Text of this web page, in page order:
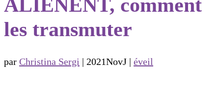
ALIÈNENT, comment
les transmuter
par Christina Sergi | 2021NovJ | éveil